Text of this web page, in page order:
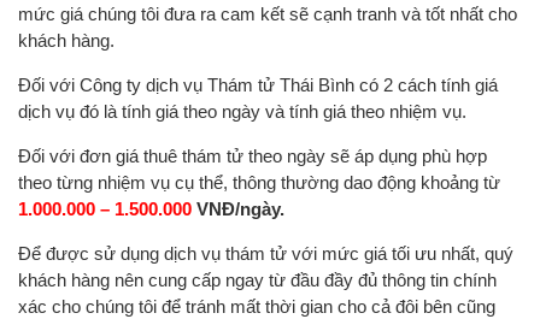
mức giá chúng tôi đưa ra cam kết sẽ cạnh tranh và tốt nhất cho
khách hàng.
Đối với Công ty dịch vụ Thám tử Thái Bình có 2 cách tính giá
dịch vụ đó là tính giá theo ngày và tính giá theo nhiệm vụ.
Đối với đơn giá thuê thám tử theo ngày sẽ áp dụng phù hợp
theo từng nhiệm vụ cụ thể, thông thường dao động khoảng từ
1.000.000 – 1.500.000 VNĐ/ngày.
Để được sử dụng dịch vụ thám tử với mức giá tối ưu nhất, quý
khách hàng nên cung cấp ngay từ đầu đầy đủ thông tin chính
xác cho chúng tôi để tránh mất thời gian cho cả đôi bên cũng